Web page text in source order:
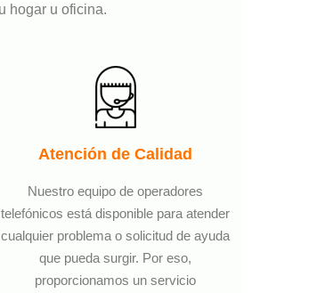
hogar u oficina.
Atención de Calidad
Nuestro equipo de operadores
telefónicos está disponible para atender
cualquier problema o solicitud de ayuda
que pueda surgir. Por eso,
proporcionamos un servicio